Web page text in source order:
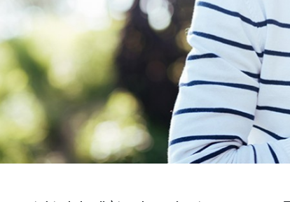
Kurkuma z pieprzem 50g